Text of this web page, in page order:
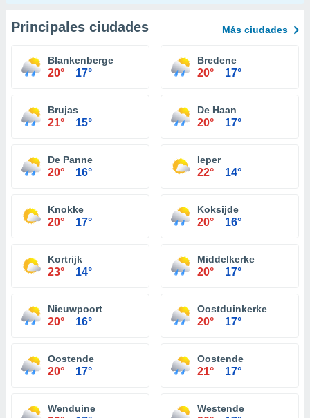
Principales ciudades Más ciudades
Blankenberge
20° 17°
Bredene
20° 17°
Brujas
21° 15°
De Haan
20° 17°
De Panne
20° 16°
Ieper
22° 14°
Knokke
20° 17°
Koksijde
20° 16°
Kortrijk
23° 14°
Middelkerke
20° 17°
Nieuwpoort
20° 16°
Oostduinkerke
20° 17°
Oostende
20° 17°
Oostende
21° 17°
Wenduine Westende